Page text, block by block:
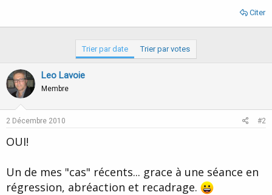
s
Citer
Trier par date Trier par votes
Leo Lavoie
Membre
2 Décembre 2010 #2
OUI!
Un de mes "cas" récents... grace à une séance en
régression, abréaction et recadrage.